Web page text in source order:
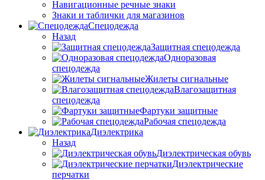
Навигационные речные знаки
Знаки и таблички для магазинов
Спецодежда
Назад
Защитная спецодежда
Одноразовая
спецодежда
Жилеты сигнальные
Влагозащитная
спецодежда
Фартуки защитные
Рабочая спецодежда
Диэлектрика
Назад
Диэлектрическая обувь
Диэлектрические
перчатки